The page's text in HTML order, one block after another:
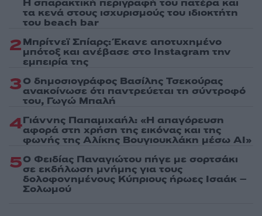
Η σπαρακτική περιγραφή του πατέρα και
τα κενά στους ισχυρισμούς του ιδιοκτήτη
του beach bar
2Μπρίτνεϊ Σπίαρς: Έκανε αποτυχημένο
μπότοξ και ανέβασε στο Instagram την
εμπειρία της
3Ο δημοσιογράφος Βασίλης Τσεκούρας
ανακοίνωσε ότι παντρεύεται τη σύντροφό
του, Γωγώ Μπαλή
4Γιάννης Παπαμιχαήλ: «Η απαγόρευση
αφορά στη χρήση της εικόνας και της
φωνής της Αλίκης Βουγιουκλάκη μέσω AI»
5Ο Φειδίας Παναγιώτου πήγε με σορτσάκι
σε εκδήλωση μνήμης για τους
δολοφονημένους Κύπριους ήρωες Ισαάκ –
Σολωμού